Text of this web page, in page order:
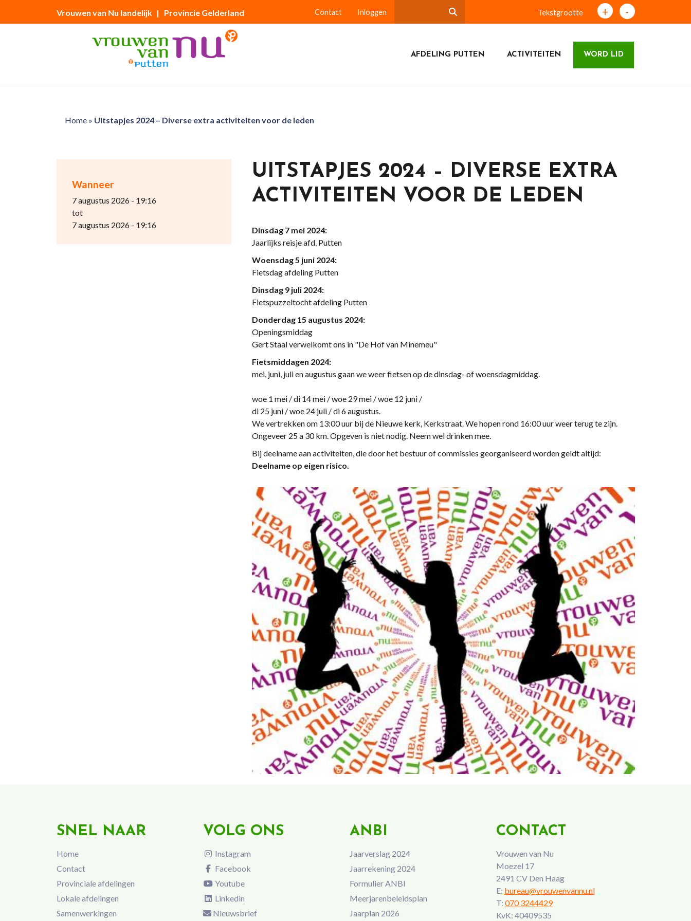
Vrouwen van Nu landelijk | Provincie Gelderland Contact Inloggen Tekstgrootte + -
AFDELING PUTTEN ACTIVITEITEN WORD LID
Home» Uitstapjes 2024 – Diverse extra activiteiten voor de leden
Wanneer
7 augustus 2026 - 19:16
tot
7 augustus 2026 - 19:16
UITSTAPJES 2024 – DIVERSE EXTRA
ACTIVITEITEN VOOR DE LEDEN
Dinsdag 7 mei 2024:
Jaarlijks reisje afd. Putten
Woensdag 5 juni 2024:
Fietsdag afdeling Putten
Dinsdag 9 juli 2024:
Fietspuzzeltocht afdeling Putten
Donderdag 15 augustus 2024:
Openingsmiddag
Gert Staal verwelkomt ons in "De Hof van Minemeu"
Fietsmiddagen 2024:
mei, juni, juli en augustus gaan we weer fietsen op de dinsdag- of woensdagmiddag.
woe 1 mei / di 14 mei / woe 29 mei / woe 12 juni /
di 25 juni / woe 24 juli / di 6 augustus.
We vertrekken om 13:00 uur bij de Nieuwe kerk, Kerkstraat. We hopen rond 16:00 uur weer terug te zijn.
Ongeveer 25 a 30 km. Opgeven is niet nodig. Neem wel drinken mee.
Bij deelname aan activiteiten, die door het bestuur of commissies georganiseerd worden geldt altijd:
Deelname op eigen risico.
SNEL NAAR
Home
Contact
Provinciale afdelingen
Lokale afdelingen
Samenwerkingen
VOLG ONS
Instagram
Facebook
Youtube
Linkedin
Nieuwsbrief
ANBI
Jaarverslag 2024
Jaarrekening 2024
Formulier ANBI
Meerjarenbeleidsplan
Jaarplan 2026
CONTACT
Vrouwen van Nu
Moezel 17
2491 CV Den Haag
E: bureau@vrouwenvannu.nl
T: 070 3244429
KvK: 40409535